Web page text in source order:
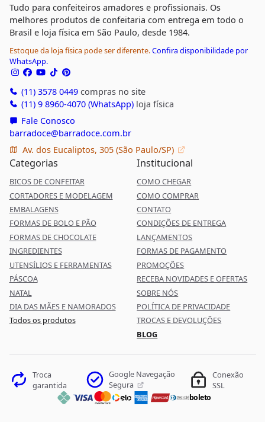
Tudo para confeiteiros amadores e profissionais. Os
melhores produtos de confeitaria com entrega em todo o
Brasil e loja física em São Paulo, desde 1984.
Estoque da loja física pode ser diferente.Confira disponibilidade por
WhatsApp.
(11) 3578 0449compras no site
(11) 9 8960-4070 (WhatsApp)loja física
Fale Conosco
barradoce@barradoce.com.br
Av. dos Eucaliptos, 305 (São Paulo/SP)
Categorias
BICOS DE CONFEITAR
CORTADORES E MODELAGEM
EMBALAGENS
FORMAS DE BOLO E PÃO
FORMAS DE CHOCOLATE
INGREDIENTES
UTENSÍLIOS E FERRAMENTAS
PÁSCOA
NATAL
DIA DAS MÃES E NAMORADOS
Todos os produtos
Institucional
COMO CHEGAR
COMO COMPRAR
CONTATO
CONDIÇÕES DE ENTREGA
LANÇAMENTOS
FORMAS DE PAGAMENTO
PROMOÇÕES
RECEBA NOVIDADES E OFERTAS
SOBRE NÓS
POLÍTICA DE PRIVACIDADE
TROCAS E DEVOLUÇÕES
BLOG
Troca
garantida
Google Navegação
Segura
Conexão
SSL
boleto